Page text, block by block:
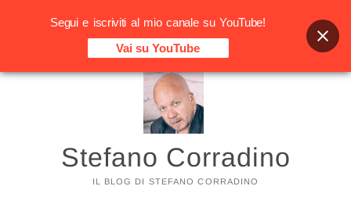
Vai
Stefano Corradino
IL BLOG DI STEFANO CORRADINO
Segui e iscriviti al mio canale su YouTube!
Vai su YouTube